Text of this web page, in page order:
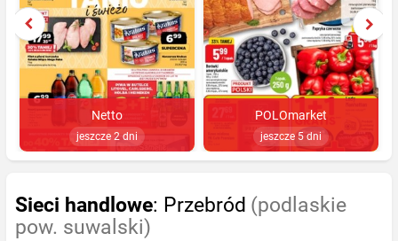
Netto
jeszcze 2 dni
POLOmarket
jeszcze 5 dni
Sieci handlowe: Przebród (podlaskie
pow. suwalski)